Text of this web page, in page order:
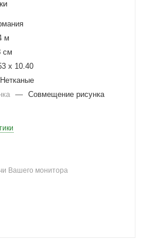
м
см
х 10.40
Нетканые
— Совмещение рисунка
Вашего монитора